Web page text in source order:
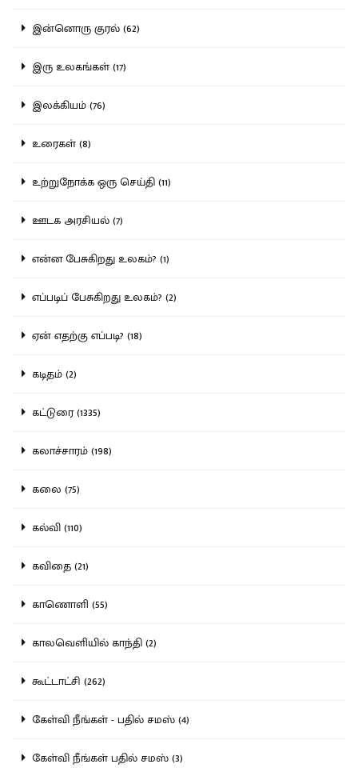
இன்னொரு குரல் (62)
இரு உலகங்கள் (17)
இலக்கியம் (76)
உரைகள் (8)
உற்றுநோக்க ஒரு செய்தி (11)
ஊடக அரசியல் (7)
என்ன பேசுகிறது உலகம்? (1)
எப்படிப் பேசுகிறது உலகம்? (2)
ஏன் எதற்கு எப்படி? (18)
கடிதம் (2)
கட்டுரை (1335)
கலாச்சாரம் (198)
கலை (75)
கல்வி (110)
கவிதை (21)
காணொளி (55)
காலவெளியில் காந்தி (2)
கூட்டாட்சி (262)
கேள்வி நீங்கள் - பதில் சமஸ் (4)
கேள்வி நீங்கள் பதில் சமஸ் (3)